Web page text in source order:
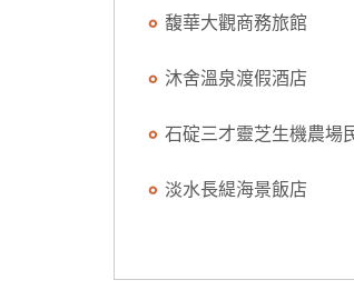
馥華大觀商務旅館
沐舍溫泉渡假酒店
石碇三才靈芝生機農場
淡水長緹海景飯店